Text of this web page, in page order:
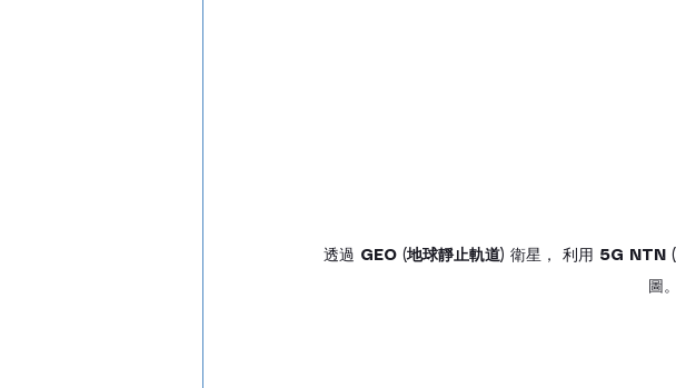
透過 GEO (地球靜止軌道) 衛星， 利用 5G NTN (
圖